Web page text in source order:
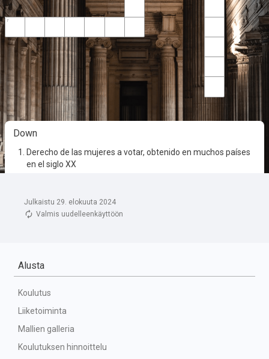
Julkaistu 29. elokuuta 2024
Valmis uudelleenkäyttöön
Alusta
Koulutus
Liiketoiminta
Mallien galleria
Koulutuksen hinnoittelu